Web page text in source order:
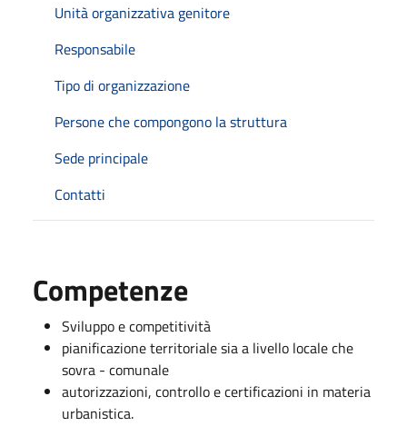
Unità organizzativa genitore
Responsabile
Tipo di organizzazione
Persone che compongono la struttura
Sede principale
Contatti
Competenze
Sviluppo e competitività
pianificazione territoriale sia a livello locale che
sovra - comunale
autorizzazioni, controllo e certificazioni in materia
urbanistica.